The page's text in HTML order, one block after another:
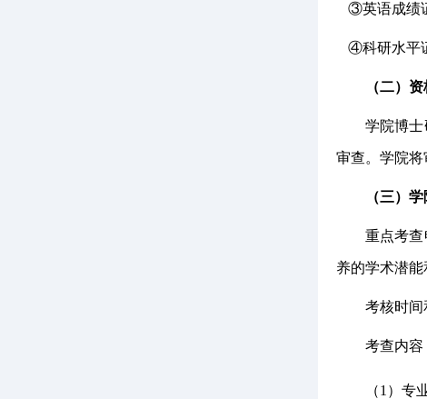
③英语成绩
④科研水平
（二）
学院博
审查。学院将
（三）
重点考查
养的学术潜能
考核时间
考查内容
（1）专